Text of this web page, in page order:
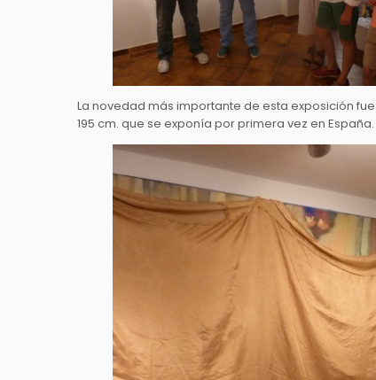
La novedad más importante de esta exposición
195 cm. que se exponía por primera vez en